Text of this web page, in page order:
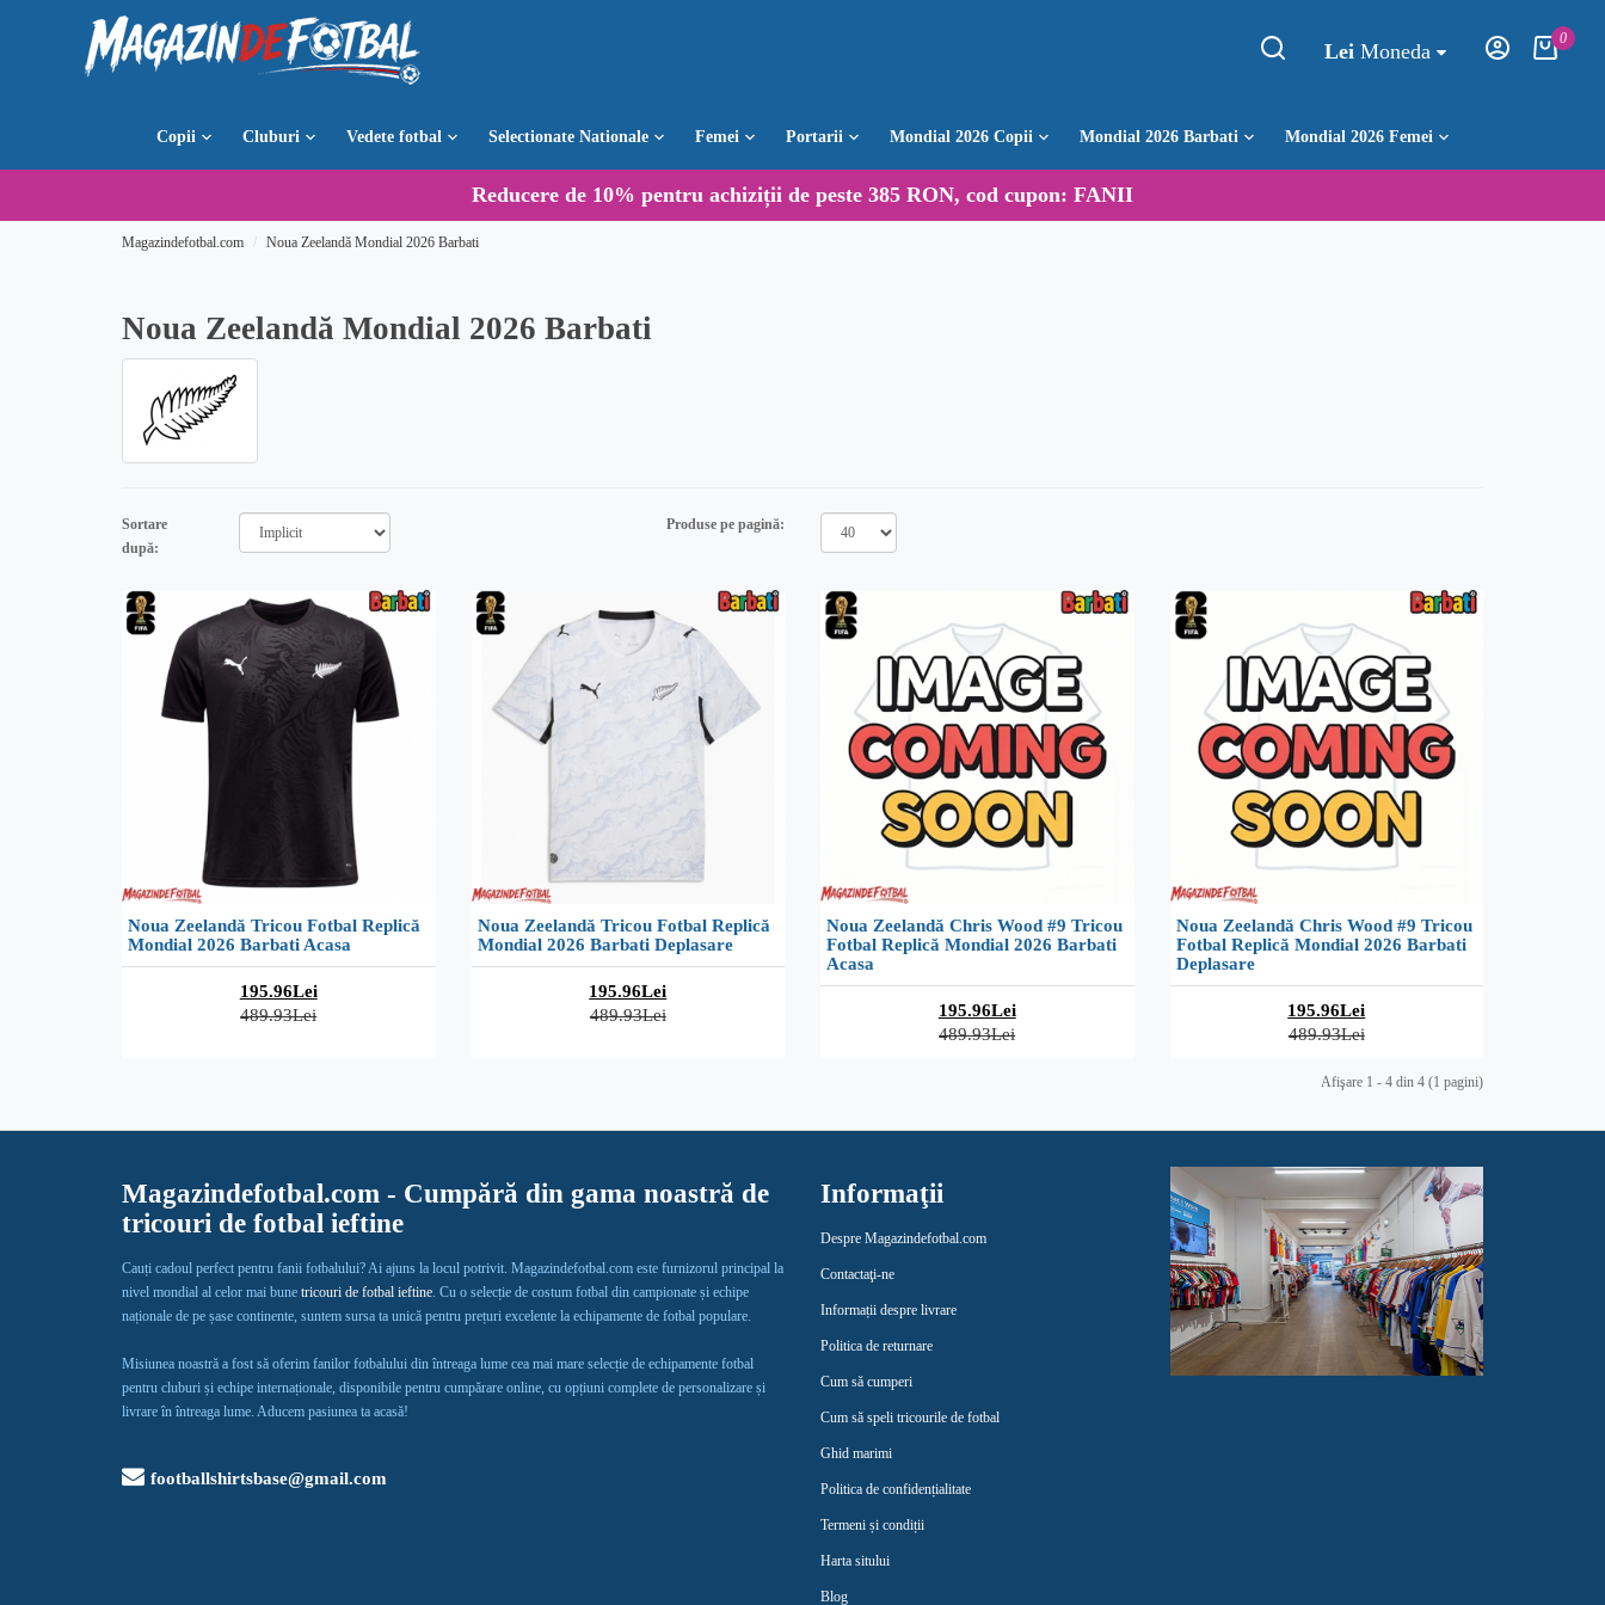
Lei Moneda
0
Copii Cluburi Vedete fotbal Selectionate Nationale Femei Portarii Mondial 2026 Copii Mondial 2026 Barbati Mondial 2026 Femei
Reducere de 10% pentru achiziții de peste 385 RON, cod cupon: FANII
Magazindefotbal.com Noua Zeelandă Mondial 2026 Barbati
Noua Zeelandă Mondial 2026 Barbati
Sortare
după:
Produse pe pagină:
Noua Zeelandă Tricou Fotbal Replică
Mondial 2026 Barbati Acasa
195.96Lei
489.93Lei
Noua Zeelandă Tricou Fotbal Replică
Mondial 2026 Barbati Deplasare
195.96Lei
489.93Lei
Noua Zeelandă Chris Wood #9 Tricou
Fotbal Replică Mondial 2026 Barbati
Acasa
195.96Lei
489.93Lei
Noua Zeelandă Chris Wood #9 Tricou
Fotbal Replică Mondial 2026 Barbati
Deplasare
195.96Lei
489.93Lei
Afişare 1 - 4 din 4 (1 pagini)
Magazindefotbal.com - Cumpără din gama noastră de
tricouri de fotbal ieftine
Cauți cadoul perfect pentru fanii fotbalului? Ai ajuns la locul potrivit. Magazindefotbal.com este furnizorul principal la
nivel mondial al celor mai bune tricouri de fotbal ieftine . Cu o selecție de costum fotbal din campionate și echipe
naționale de pe șase continente, suntem sursa ta unică pentru prețuri excelente la echipamente de fotbal populare.
Misiunea noastră a fost să oferim fanilor fotbalului din întreaga lume cea mai mare selecție de echipamente fotbal
pentru cluburi și echipe internaționale, disponibile pentru cumpărare online, cu opțiuni complete de personalizare și
livrare în întreaga lume. Aducem pasiunea ta acasă!
footballshirtsbase@gmail.com
Informaţii
Despre Magazindefotbal.com
Contactaţi-ne
Informații despre livrare
Politica de returnare
Cum să cumperi
Cum să speli tricourile de fotbal
Ghid marimi
Politica de confidențialitate
Termeni și condiții
Harta sitului
Blog